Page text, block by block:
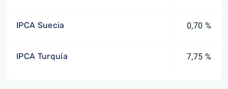
IPCA Suecia 0,70 %
IPCA Turquía 7,75 %